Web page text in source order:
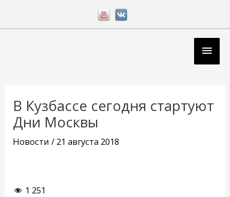
В Кузбассе сегодня стартуют
Дни Москвы
Новости / 21 августа 2018
1 251
записям